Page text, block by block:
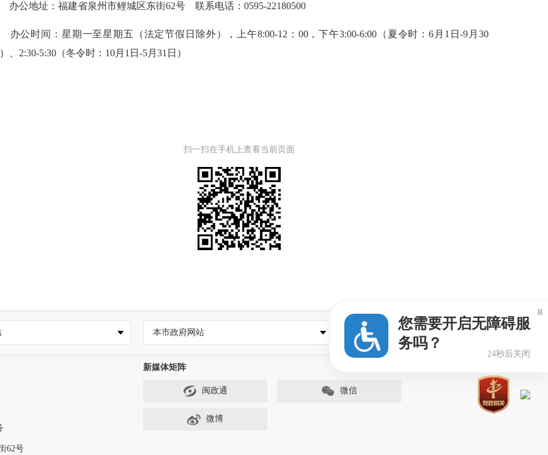
公地址：福建省泉州市鲤城区东街62号 联系电话：0595-22180500
公时间：星期一至星期五（法定节假日除外），上午8:00-12：00，下午3:00-6:00（夏令时：6月1日-9月30
、2:30-5:30（冬令时：10月1日-5月31日）
扫一扫在手机上查看当前页面
本市政府网站 其它
62号
新媒体矩阵
闽政通 微信
微博
您需要开启无障碍服
务吗？
23秒后关闭
